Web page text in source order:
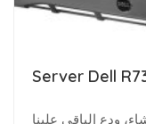
Server Dell